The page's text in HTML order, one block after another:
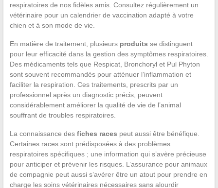
respiratoires de nos fidèles amis. Consultez régulièrement un
vétérinaire pour un calendrier de vaccination adapté à votre
chien et à son mode de vie.
En matière de traitement, plusieurs produits se distinguent
pour leur efficacité dans la gestion des symptômes respiratoires.
Des médicaments tels que Respicat, Bronchoryl et Pul Phyton
sont souvent recommandés pour atténuer l’inflammation et
faciliter la respiration. Ces traitements, prescrits par un
professionnel après un diagnostic précis, peuvent
considérablement améliorer la qualité de vie de l’animal
souffrant de troubles respiratoires.
La connaissance des fiches races peut aussi être bénéfique.
Certaines races sont prédisposées à des problèmes
respiratoires spécifiques ; une information qui s’avère précieuse
pour anticiper et prévenir les risques. L’assurance pour animaux
de compagnie peut aussi s’avérer être un atout pour prendre en
charge les soins vétérinaires nécessaires sans alourdir